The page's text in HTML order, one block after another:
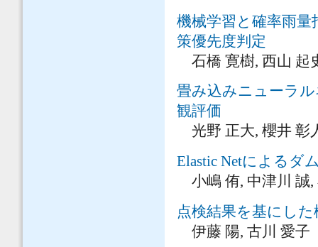
機械学習と確率雨
策優先度判定
石橋 寛樹, 西山 起
畳み込みニューラ
観評価
光野 正大, 櫻井 彰
Elastic Netによるダ
小嶋 侑, 中津川 誠,
点検結果を基にし
伊藤 陽, 古川 愛子